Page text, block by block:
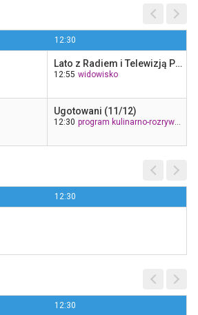
Nieukończony film
12:30
Lato z Radiem i Telewizją Polską: Mrozy, część 2
12:55 widowisko
Ugotowani (11/12)
12:30 program kulinarno-rozrywkowy
12:30
12:30